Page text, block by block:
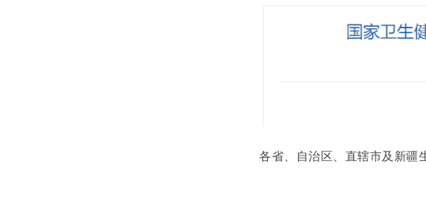
各省、自治区、直辖市及新疆